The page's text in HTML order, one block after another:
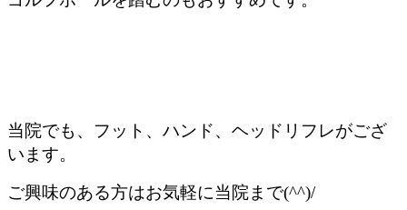
当院でも、フット、ハンド、ヘッドリフレがござ
います。
ご興味のある方はお気軽に当院まで(^^)/